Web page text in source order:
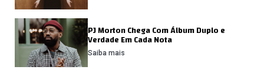
PJ Morton Chega Com Álbum Duplo e
Verdade Em Cada Nota
Saiba mais